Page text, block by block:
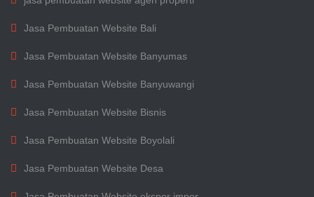
Jasa Pembuatan Website Bali
Jasa Pembuatan Website Banyumas
Jasa Pembuatan Website Banyuwangi
Jasa Pembuatan Website Bisnis
Jasa Pembuatan Website Boyolali
Jasa Pembuatan Website Desa